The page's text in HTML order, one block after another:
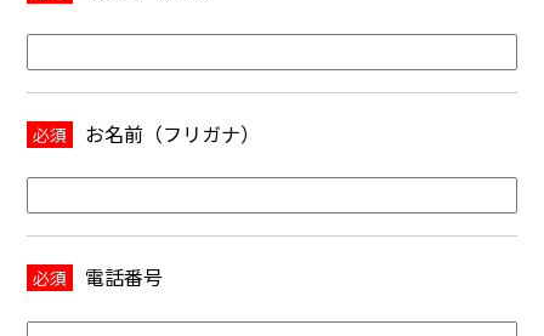
必須 お名前（フリガナ）
必須 電話番号